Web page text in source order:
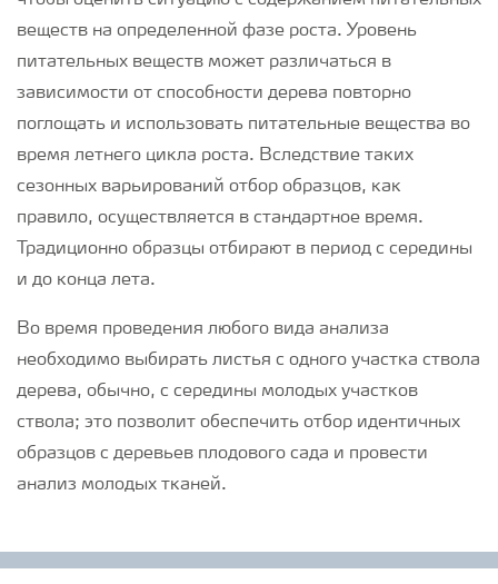
веществ на определенной фазе роста. Уровень
питательных веществ может различаться в
зависимости от способности дерева повторно
поглощать и использовать питательные вещества во
время летнего цикла роста. Вследствие таких
сезонных варьирований отбор образцов, как
правило, осуществляется в стандартное время.
Традиционно образцы отбирают в период с середины
и до конца лета.
Во время проведения любого вида анализа
необходимо выбирать листья с одного участка ствола
дерева, обычно, с середины молодых участков
ствола; это позволит обеспечить отбор идентичных
образцов с деревьев плодового сада и провести
анализ молодых тканей.